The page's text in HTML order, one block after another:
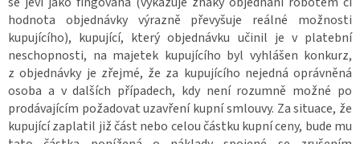
hodnota objednávky výrazně převyšuje reálné možnosti
kupujícího), kupující, který objednávku učinil je v platební
neschopnosti, na majetek kupujícího byl vyhlášen konkurz,
z objednávky je zřejmé, že za kupujícího nejedná oprávněná
osoba a v dalších případech, kdy není rozumně možné po
prodávajícím požadovat uzavření kupní smlouvy. Za situace, že
kupující zaplatil již část nebo celou částku kupní ceny, bude mu